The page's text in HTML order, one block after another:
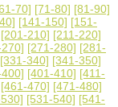
70] [71-80] [81-90]
[141-150] [151-
[201-210] [211-220]
[271-280] [281-
[331-340] [341-350]
[401-410] [411-
[461-470] [471-480]
[531-540] [541-